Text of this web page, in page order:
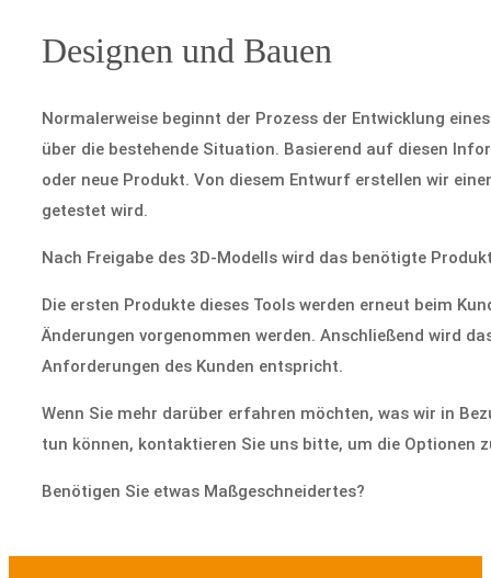
Designen und Bauen
Normalerweise beginnt der Prozess der Entwicklung
über die bestehende Situation. Basierend auf diesen
oder neue Produkt. Von diesem Entwurf erstellen wir
getestet wird.
Nach Freigabe des 3D-Modells wird das benötigte
Die ersten Produkte dieses Tools werden erneut beim
Änderungen vorgenommen werden. Anschließend wird
Anforderungen des Kunden entspricht.
Wenn Sie mehr darüber erfahren möchten, was wir in
tun können, kontaktieren Sie uns bitte, um die Optionen
Benötigen Sie etwas Maßgeschneidertes?